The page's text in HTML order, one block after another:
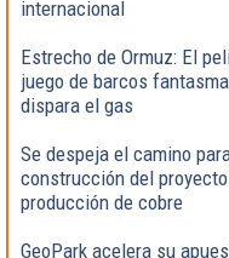
internacional
Estrecho de Ormuz: El
juego de barcos
dispara el gas
Se despeja el camino
construcción del
producción de cobre
GeoPark acelera su